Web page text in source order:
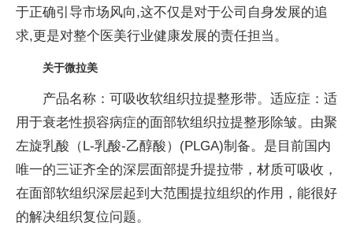
于正确引导市场风向,这不仅是对于公司自身发展的追
求,更是对整个医美行业健康发展的责任担当。
关于微拉美
产品名称：可吸收软组织拉提整形带。适应症：适
用于衰老性损容病症的面部软组织拉提整形除皱。由聚
左旋乳酸（L-乳酸-乙醇酸）(PLGA)制备。是目前国内
唯一的三证齐全的深层面部提升提拉带，材质可吸收，
在面部软组织深层起到大范围提拉组织的作用，能很好
的解决组织复位问题。